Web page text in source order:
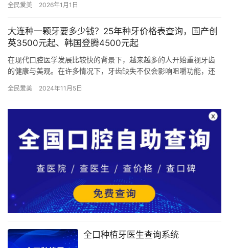
解析，帮…
全民爱美 2026年1月1日
大连种一颗牙要多少钱？25年种牙价格表查询，国产创
英3500元起、韩国登腾4500元起
在现代口腔医学发展比较快的背景下，越来越多的人开始重视牙齿
的健康与美观。在许多情况下，牙齿缺失不仅会影响咀嚼功能，还
越来越…
全民爱美 2024年11月5日
全口种植牙医生查询系统